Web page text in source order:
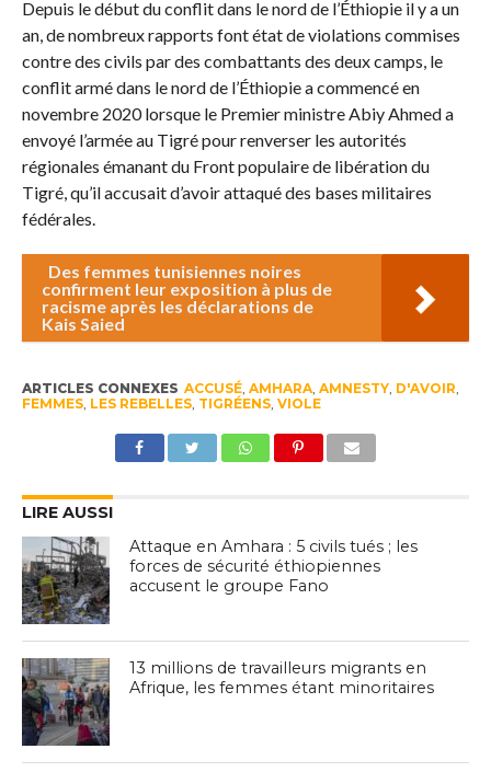
Depuis le début du conflit dans le nord de l’Éthiopie il y a un
an, de nombreux rapports font état de violations commises
contre des civils par des combattants des deux camps, le
conflit armé dans le nord de l’Éthiopie a commencé en
novembre 2020 lorsque le Premier ministre Abiy Ahmed a
envoyé l’armée au Tigré pour renverser les autorités
régionales émanant du Front populaire de libération du
Tigré, qu’il accusait d’avoir attaqué des bases militaires
fédérales.
Des femmes tunisiennes noires
confirment leur exposition à plus de
racisme après les déclarations de
Kais Saied
ARTICLES CONNEXES ACCUSÉ, AMHARA, AMNESTY, D'AVOIR
FEMMES, LES REBELLES, TIGRÉENS, VIOLE
LIRE AUSSI
Attaque en Amhara : 5 civils tués ; les
forces de sécurité éthiopiennes
accusent le groupe Fano
13 millions de travailleurs migrants en
Afrique, les femmes étant minoritaires